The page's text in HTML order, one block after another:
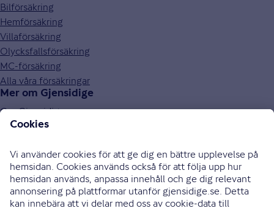
Bilförsäkring
Hemförsäkring
Villaförsäkring
Olycksfallsförsäkring
MC-försäkring
Alla våra försäkringar
Mer om Gjensidige
Om Gjensidige
Jobba hos oss
Press och media
Investor relations
Samarbetspartners
0771-326 326